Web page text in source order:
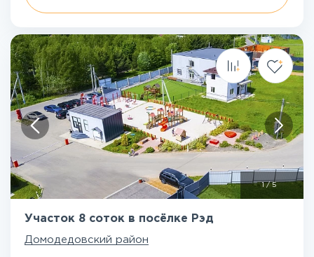
1 / 5
Участок 8 соток в посёлке Рэд
Домодедовский район